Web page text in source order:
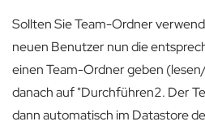
Sollten Sie Team-Ordner
neuen Benutzer nun die
einen Team-Ordner geben
danach auf "Durchführen2. Der
dann automatisch im Datastore